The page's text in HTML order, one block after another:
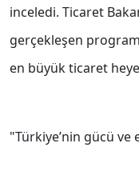
inceledi. Ticaret
gerçekleşen
en büyük ticaret
"Türkiye’nin gücü